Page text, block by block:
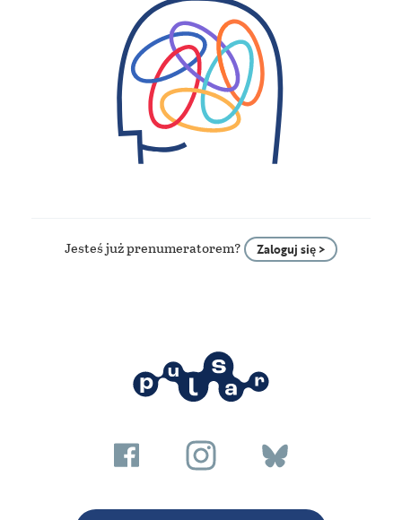
Jesteś już prenumeratorem? Zaloguj się >